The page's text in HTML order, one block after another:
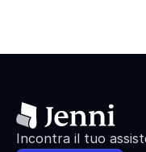
Incontra il tuo